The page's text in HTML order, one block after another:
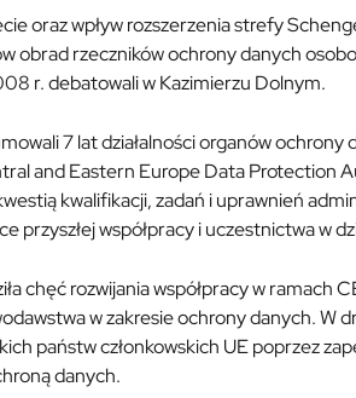
oraz wpływ rozszerzenia strefy
obrad rzeczników ochrony danych
r. debatowali w Kazimierzu Dolnym.
7 lat działalności organów
and Eastern Europe Data Protection
kwalifikacji, zadań i uprawnień
przyszłej współpracy i uczestnictwa w
chęć rozwijania współpracy w ramach
w zakresie ochrony danych. W
państw członkowskich UE poprzez
danych.